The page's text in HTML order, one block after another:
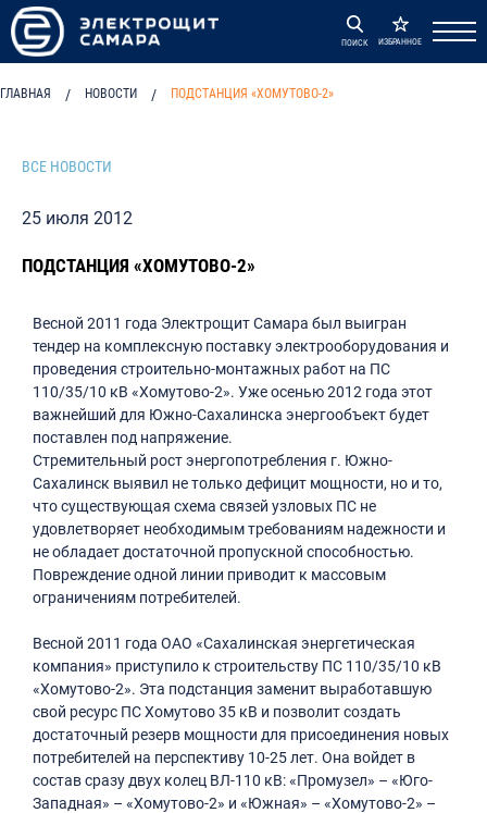
ПОИСК ИЗБРАННОЕ
ГЛАВНАЯ / НОВОСТИ / ПОДСТАНЦИЯ «ХОМУТОВО-2»
ВСЕ НОВОСТИ
25 июля 2012
ПОДСТАНЦИЯ «ХОМУТОВО-2»
Весной 2011 года Электрощит Самара был выигран
тендер на комплексную поставку электрооборудования и
проведения строительно-монтажных работ на ПС
110/35/10 кВ «Хомутово-2». Уже осенью 2012 года этот
важнейший для Южно-Сахалинска энергообъект будет
поставлен под напряжение.
Стремительный рост энергопотребления г. Южно-
Сахалинск выявил не только дефицит мощности, но и то,
что существующая схема связей узловых ПС не
удовлетворяет необходимым требованиям надежности и
не обладает достаточной пропускной способностью.
Повреждение одной линии приводит к массовым
ограничениям потребителей.
Весной 2011 года ОАО «Сахалинская энергетическая
компания» приступило к строительству ПС 110/35/10 кВ
«Хомутово-2». Эта подстанция заменит выработавшую
свой ресурс ПС Хомутово 35 кВ и позволит создать
достаточный резерв мощности для присоединения новых
потребителей на перспективу 10-25 лет. Она войдет в
состав сразу двух колец ВЛ-110 кВ: «Промузел» – «Юго-
Западная» – «Хомутово-2» и «Южная» – «Хомутово-2» –